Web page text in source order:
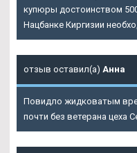
купюры достоинством
Нацбанке Киргизии
отзыв оставил(а) Анна
Повидло жидковатым
почти без ветерана цеха